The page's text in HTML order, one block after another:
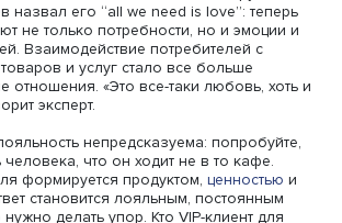
вместе с изменением
также проходил и продолжает
становления, решая все новые
инструменты.
более века назад, то там
монолога: есть продукт, и его